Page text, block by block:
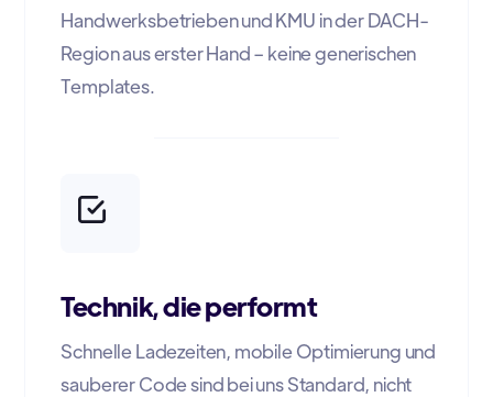
Handwerksbetrieben und KMU in der DACH-
Region aus erster Hand – keine generischen
Templates.
Technik, die performt
Schnelle Ladezeiten, mobile Optimierung und
sauberer Code sind bei uns Standard, nicht